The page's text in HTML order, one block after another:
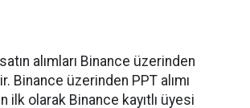
satın alımları Binance üzerinden
Binance üzerinden PPT alımı
ilk olarak Binance kayıtlı üyesi